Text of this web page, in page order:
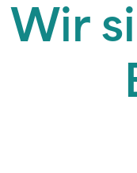
Wir